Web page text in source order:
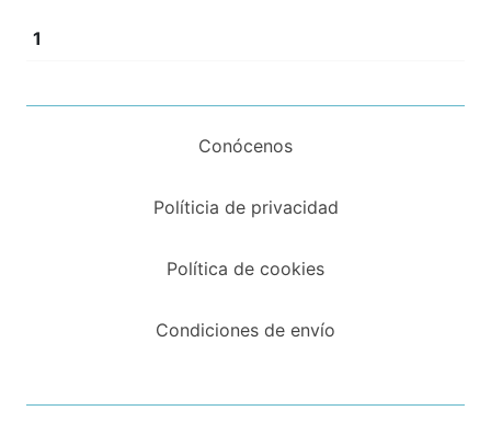
1
Conócenos
Políticia de privacidad
Política de cookies
Condiciones de envío